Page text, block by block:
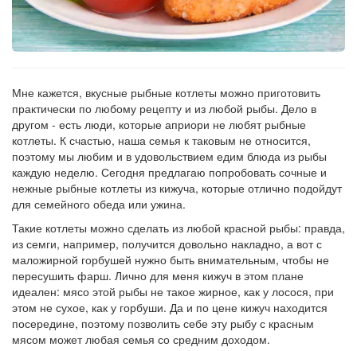
Мне кажется, вкусные рыбные котлеты можно приготовить
практически по любому рецепту и из любой рыбы. Дело в
другом - есть люди, которые априори не любят рыбные
котлеты. К счастью, наша семья к таковым не относится,
поэтому мы любим и в удовольствием едим блюда из рыбы
каждую неделю. Сегодня предлагаю попробовать сочные и
нежные рыбные котлеты из кижуча, которые отлично подойдут
для семейного обеда или ужина.
Такие котлеты можно сделать из любой красной рыбы: правда,
из семги, например, получится довольно накладно, а вот с
маложирной горбушей нужно быть внимательным, чтобы не
пересушить фарш. Лично для меня кижуч в этом плане
идеален: мясо этой рыбы не такое жирное, как у лосося, при
этом не сухое, как у горбуши. Да и по цене кижуч находится
посередине, поэтому позволить себе эту рыбу с красным
мясом может любая семья со средним доходом.